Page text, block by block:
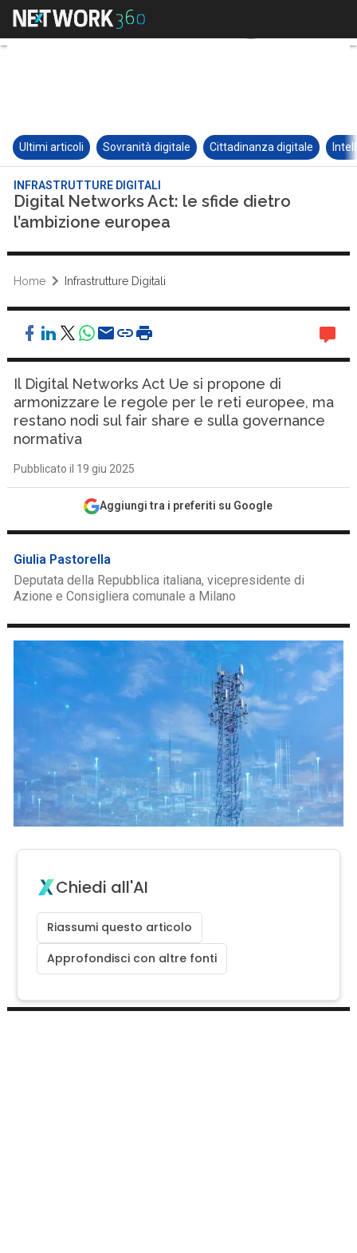
Ultimi articoli Sovranità digitale Cittadinanza digitale
INFRASTRUTTURE DIGITALI
Digital Networks Act: le sfide dietro
l’ambizione europea
Home Infrastrutture Digitali
Il Digital Networks Act Ue si propone di
armonizzare le regole per le reti europee, ma
restano nodi sul fair share e sulla governance
normativa
Pubblicato il 19 giu 2025
Aggiungi tra i preferiti su Google
Giulia Pastorella
Deputata della Repubblica italiana, vicepresidente di
Azione e Consigliera comunale a Milano
Chiedi all'AI
Riassumi questo articolo
Approfondisci con altre fonti